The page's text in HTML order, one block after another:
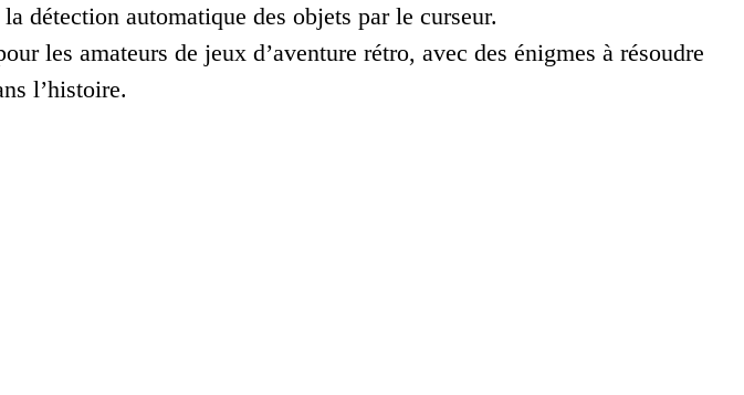
détection automatique des objets par le curseur.
les amateurs de jeux d’aventure rétro, avec des énigmes à résoudre
l’histoire.